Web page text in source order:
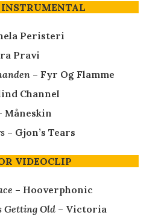
INSTRUMENTAL
Peristeri
Pravi
– Fyr Og Flamme
Channel
Måneskin
– Gjon’s Tears
VIDEOCLIP
– Hooverphonic
Getting Old – Victoria